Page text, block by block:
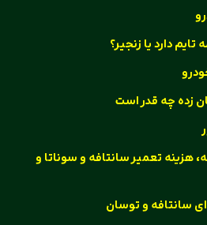
دارد یا زنجیر؟
زده چه قدر است
هزینه تعمیر سانتافه و سوناتا و
سانتافه و توسان